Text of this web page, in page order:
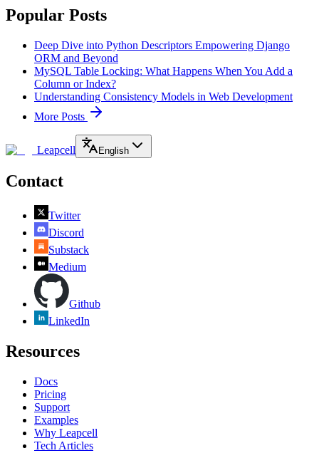
Popular Posts
Deep Dive into Python Descriptors Empowering Django
ORM and Beyond
MySQL Table Locking: What Happens When You Add a
Column or Index?
Understanding Consistency Models in Web Development
More Posts
Leapcell English
Contact
Twitter
Discord
Substack
Medium
Github
LinkedIn
Resources
Docs
Pricing
Support
Examples
Why Leapcell
Tech Articles